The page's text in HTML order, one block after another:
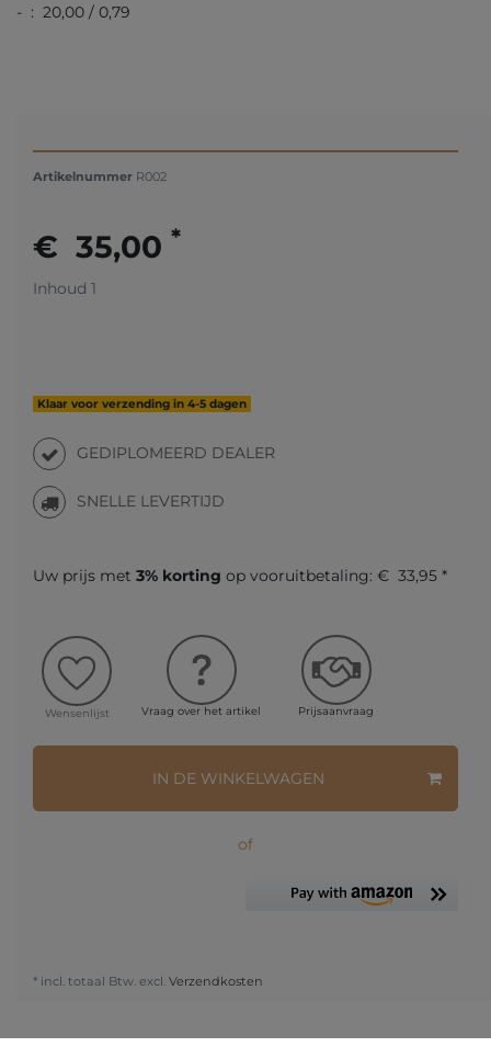
- : 20,00 / 0,79
Artikelnummer R002
€ 35,00 *
Inhoud 1
Klaar voor verzending in 4-5 dagen
GEDIPLOMEERD DEALER
SNELLE LEVERTIJD
Uw prijs met 3% korting op vooruitbetaling: € 33,95 *
Wensenlijst Vraag over het artikel Prijsaanvraag
IN DE WINKELWAGEN
of
* incl. totaal Btw. excl. Verzendkosten